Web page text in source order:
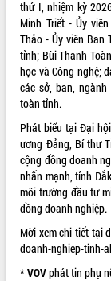
Xây dựng nông thôn
sống người dân từ
thực
Quyết liệt tháo gỡ
nhanh tiến độ các dự
trong Khu kinh tế Nam
Hòn Yến phát triển du
tồn biển
Lấy ý kiến điều chỉnh
Đắk Lắk thời kỳ 2021-
đến năm 2050
Phát động chiến dịch
giải phóng mặt bằng
ven biển
Đắk Lắk nỗ lực thúc
kinh tế từ 10% trở lên
thứ I, nhiệm kỳ
Minh Triết - Ủy
Thảo - Ủy viên Ban
tỉnh; Bùi Thanh
học và Công nghệ;
các sở, ban,
toàn tỉnh.
Phát biểu tại Đại
ương Đảng, Bí thư
cộng đồng doanh
nhấn mạnh, tỉnh
môi trường đầu tư
đồng doanh nghiệp.
Mời xem chi tiết tại
doanh-nghiep-tinh-
*VOVphát tin phụ